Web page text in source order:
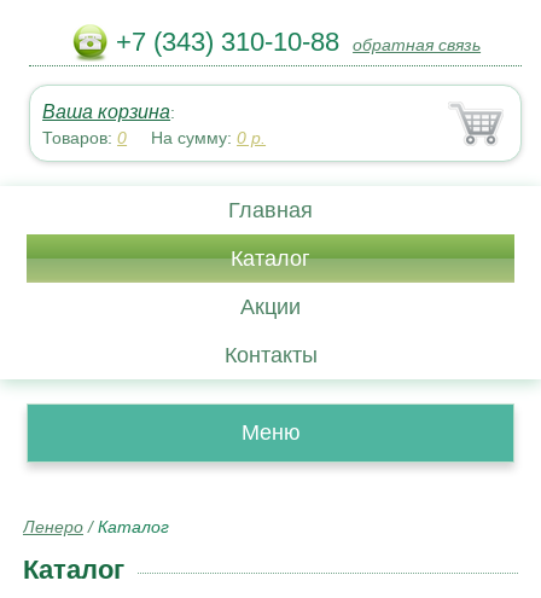
+7 (343) 310-10-88 обратная связь
Ваша корзина:
Товаров:0 На сумму:0 р.
Главная
Каталог
Акции
Контакты
Меню
Ленеро /Каталог
Каталог